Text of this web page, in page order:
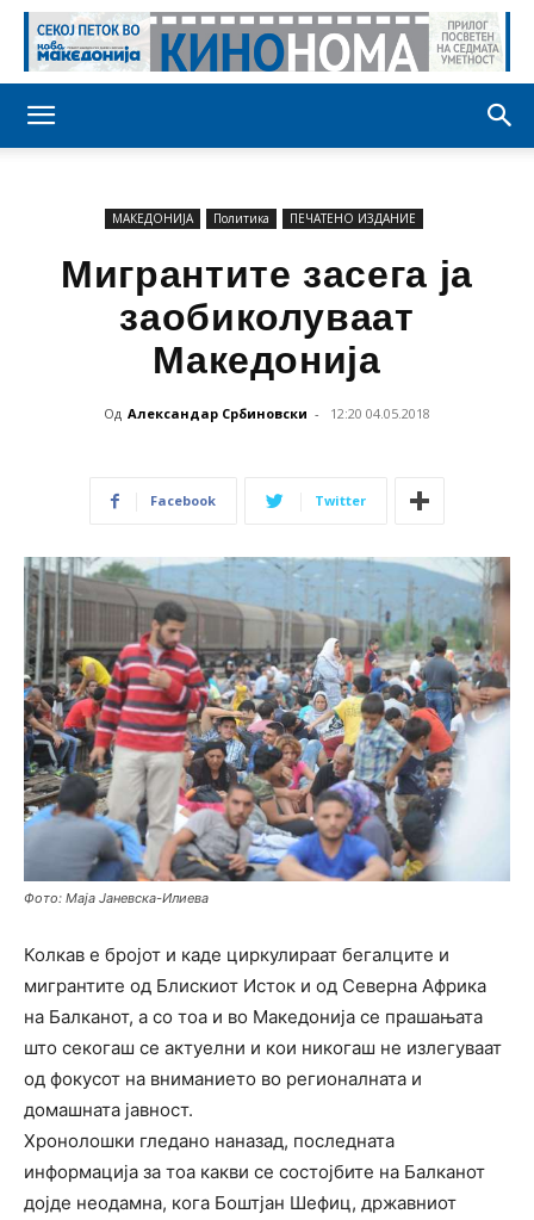
МАКЕДОНИЈА Политика ПЕЧАТЕНО ИЗДАНИЕ
Мигрантите засега ја
заобиколуваат
Македонија
Од Александар Србиновски - 12:20 04.05.2018
Facebook Twitter
Фото: Маја Јаневска-Илиева
Колкав е бројот и каде циркулираат бегалците и
мигрантите од Блискиот Исток и од Северна Африка
на Балканот, а со тоа и во Македонија се прашањата
што секогаш се актуелни и кои никогаш не излегуваат
од фокусот на вниманието во регионалната и
домашната јавност.
Хронолошки гледано наназад, последната
информација за тоа какви се состојбите на Балканот
дојде неодамна, кога Боштјан Шефиц, државниот